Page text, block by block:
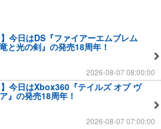
】今日はDS『ファイアーエムブレム
と光の剣』の発売18周年！
2026-08-07 08:00:00
】今日はXbox360『テイルズ オブ ヴ
』の発売18周年！
2026-08-07 07:00:00